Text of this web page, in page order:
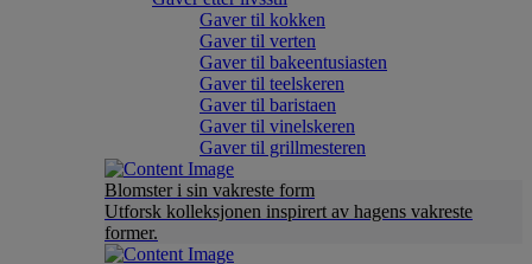
Gaver til kokken
Gaver til verten
Gaver til bakeentusiasten
Gaver til teelskeren
Gaver til baristaen
Gaver til vinelskeren
Gaver til grillmesteren
Blomster i sin vakreste form
Utforsk kolleksjonen inspirert av hagens vakreste
former.